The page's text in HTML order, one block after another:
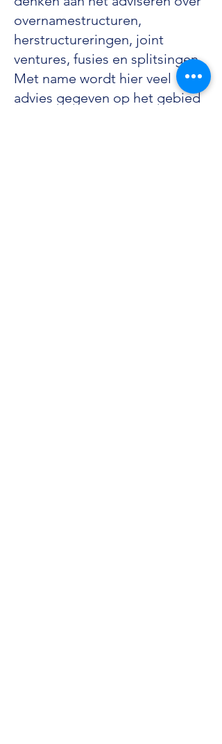
overnamestructuren,
herstructureringen, joint
ventures, fusies en splitsingen.
Met name wordt hier veel
advies gegeven op het gebied